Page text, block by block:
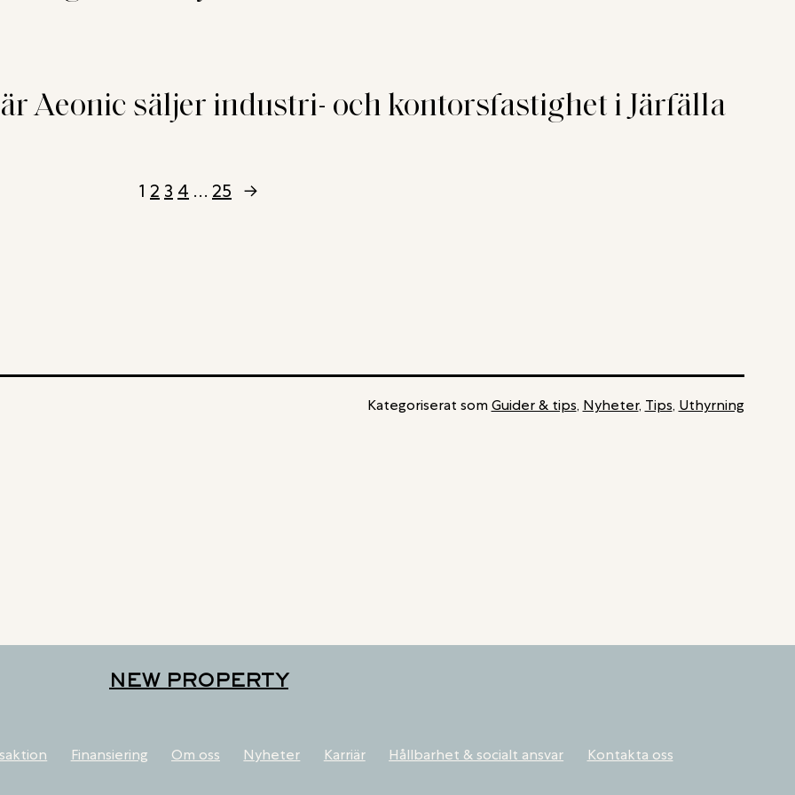
Aeonic säljer industri- och kontorsfastighet i Järfälla
1 2 3 4 … 25 →
Kategoriserat som Guider & tips, Nyheter, Tips, Uthyrning
NEW PROPERTY
Finansiering Om oss Nyheter Karriär Hållbarhet & socialt ansvar Kontakta oss